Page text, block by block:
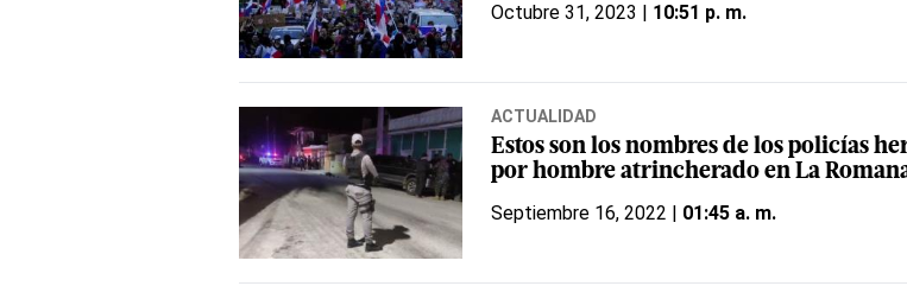
Octubre 31, 2023 | 10:51 p. m.
ACTUALIDAD
Estos son los nombres de los policías
por hombre atrincherado en La
Septiembre 16, 2022 | 01:45 a. m.